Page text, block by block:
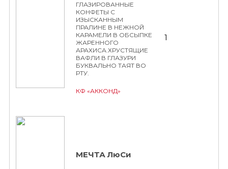
ГЛАЗИРОВАННЫЕ
КОНФЕТЫ С
ИЗЫСКАННЫМ
ПРАЛИНЕ В НЕЖНОЙ
КАРАМЕЛИ В ОБСЫПКЕ
ЖАРЕННОГО
АРАХИСА.ХРУСТЯЩИЕ
ВАФЛИ В ГЛАЗУРИ
БУКВАЛЬНО ТАЯТ ВО
РТУ.
КФ «АККОНД»
1
МЕЧТА ЛюСи